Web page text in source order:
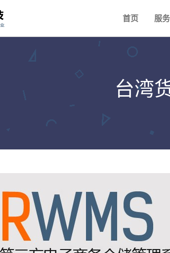
首页 服
台湾